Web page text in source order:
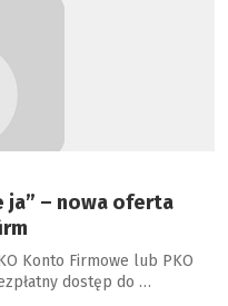
ja” – nowa oferta
Konto Firmowe lub PKO
dostęp do …